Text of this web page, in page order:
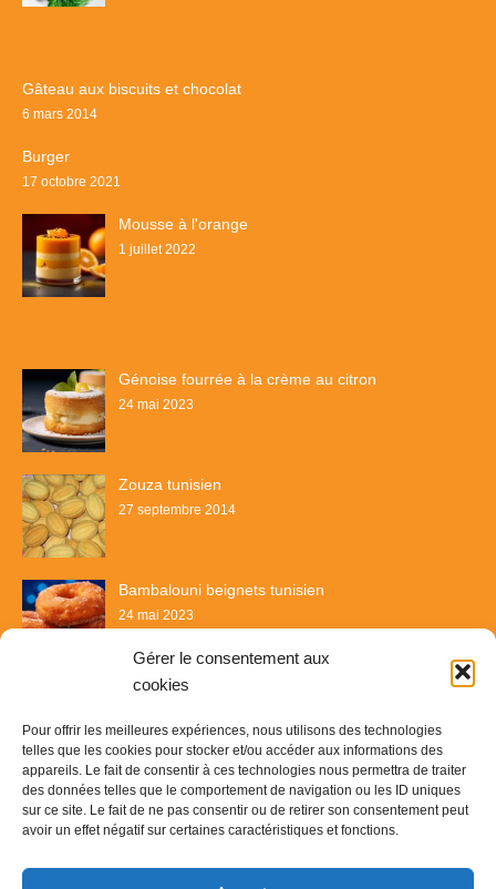
Gérer le consentement aux
cookies
Pour offrir les meilleures expériences, nous utilisons des technologies
telles que les cookies pour stocker et/ou accéder aux informations des
appareils. Le fait de consentir à ces technologies nous permettra de traiter
des données telles que le comportement de navigation ou les ID uniques
sur ce site. Le fait de ne pas consentir ou de retirer son consentement peut
avoir un effet négatif sur certaines caractéristiques et fonctions.
Gâteau aux biscuits et chocolat
6 mars 2014
Burger
17 octobre 2021
Mousse à l'orange
1 juillet 2022
Génoise fourrée à la crème au citron
24 mai 2023
Zouza tunisien
27 septembre 2014
Bambalouni beignets tunisien
24 mai 2023